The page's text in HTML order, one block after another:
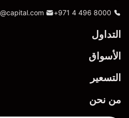
+971 4 496 8000
التداول
الأسواق
التسعير
من نحن